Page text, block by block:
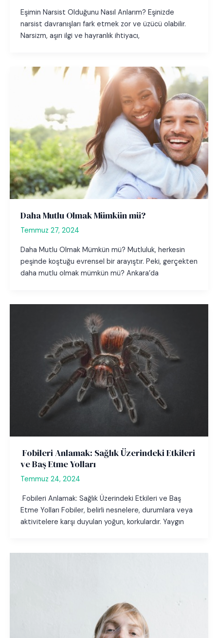
Eşimin Narsist Olduğunu Nasıl Anlarım? Eşinizde
narsist davranışları fark etmek zor ve üzücü olabilir.
Narsizm, aşırı ilgi ve hayranlık ihtiyacı,
Daha Mutlu Olmak Mümkün mü?
Temmuz 27, 2024
Daha Mutlu Olmak Mümkün mü? Mutluluk, herkesin
peşinde koştuğu evrensel bir arayıştır. Peki, gerçekten
daha mutlu olmak mümkün mü? Ankara’da
Fobileri Anlamak: Sağlık Üzerindeki Etkileri
ve Baş Etme Yolları
Temmuz 24, 2024
Fobileri Anlamak: Sağlık Üzerindeki Etkileri ve Baş
Etme Yolları Fobiler, belirli nesnelere, durumlara veya
aktivitelere karşı duyulan yoğun, korkulardır. Yaygın